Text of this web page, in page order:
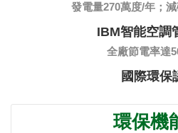
發電量270萬度/年；
IBM智能空調
全廠節電率達
國際環保
環保機